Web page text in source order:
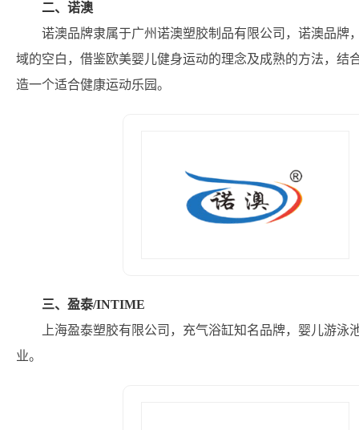
二、诺澳
诺澳品牌隶属于广州诺澳塑胶制品有限公司，诺澳品牌
域的空白，借鉴欧美婴儿健身运动的理念及成熟的方法，结
造一个适合健康运动乐园。
三、盈泰/INTIME
上海盈泰塑胶有限公司，充气浴缸知名品牌，婴儿游
业。